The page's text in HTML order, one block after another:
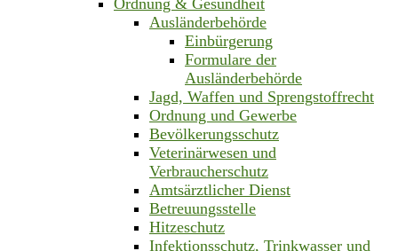
Ausländerbehörde
Einbürgerung
Formulare der
Ausländerbehörde
Jagd, Waffen und Sprengstoffrecht
Ordnung und Gewerbe
Bevölkerungsschutz
Veterinärwesen und
Verbraucherschutz
Amtsärztlicher Dienst
Betreuungsstelle
Hitzeschutz
Infektionsschutz, Trinkwasser und